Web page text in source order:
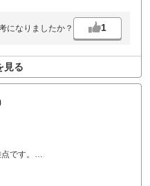
になりましたか？ 1
見る
です。